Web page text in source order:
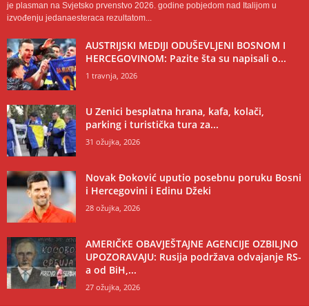
je plasman na Svjetsko prvenstvo 2026. godine pobjedom nad Italijom u
izvođenju jedanaesteraca rezultatom...
AUSTRIJSKI MEDIJI ODUŠEVLJENI BOSNOM I
HERCEGOVINOM: Pazite šta su napisali o...
1 travnja, 2026
U Zenici besplatna hrana, kafa, kolači,
parking i turistička tura za...
31 ožujka, 2026
Novak Đoković uputio posebnu poruku Bosni
i Hercegovini i Edinu Džeki
28 ožujka, 2026
AMERIČKE OBAVJEŠTAJNE AGENCIJE OZBILJNO
UPOZORAVAJU: Rusija podržava odvajanje RS-
a od BiH,...
27 ožujka, 2026